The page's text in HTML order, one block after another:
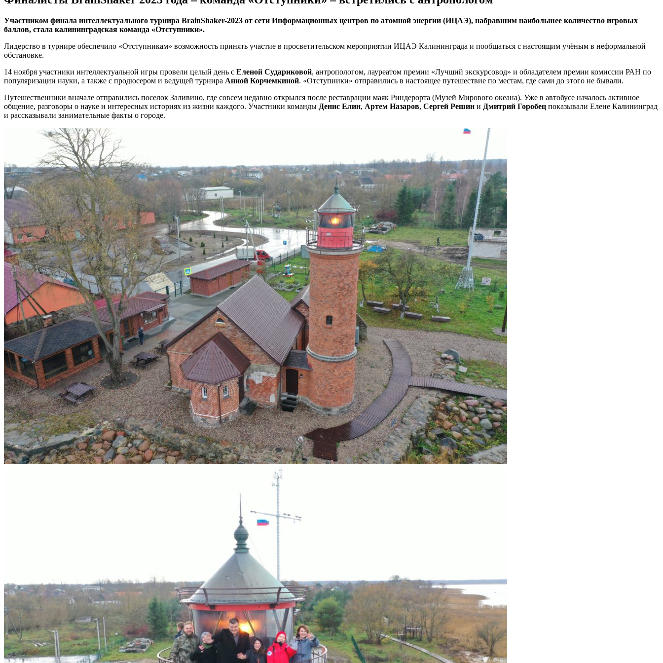
Участником финала интеллектуального турнира BrainShaker-2023 от сети Информационных центров по атомной энергии (ИЦАЭ), набравшим наибольшее количество игровых
баллов, стала калининградская команда «Отступники».
Лидерство в турнире обеспечило «Отступникам» возможность принять участие в просветительском мероприятии ИЦАЭ Калининграда и пообщаться с настоящим учёным в неформальной
обстановке.
14 ноября участники интеллектуальной игры провели целый день с Еленой Судариковой, антропологом, лауреатом премии «Лучший экскурсовод» и обладателем премии комиссии РАН по
популяризации науки, а также с продюсером и ведущей турнира Анной Корчемкиной. «Отступники» отправились в настоящее путешествие по местам, где сами до этого не бывали.
Путешественники вначале отправились поселок Заливино, где совсем недавно открылся после реставрации маяк Риндерорта (Музей Мирового океана). Уже в автобусе началось активное
общение, разговоры о науке и интересных историях из жизни каждого. Участники команды Денис Елин, Артем Назаров, Сергей Решин и Дмитрий Горобец показывали Елене Калининград
и рассказывали занимательные факты о городе.